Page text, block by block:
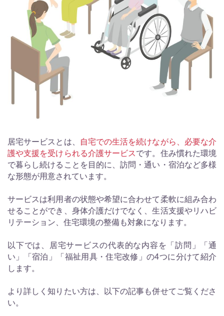
居宅サービスとは、
自宅での生活を続けながら、必要な介
護や支援を受けられる介護サービスです。住み慣れた環境
で暮らし続けることを目的に、訪問・通い・宿泊など多様
な形態が用意されています。
サービスは利用者の状態や希望に合わせて柔軟に組み合わ
せることができ、身体介護だけでなく、生活支援やリハビ
リテーション、住宅環境の整備も対象になります。
以下では、居宅サービスの代表的な内容を「訪問」「通
い」「宿泊」「福祉用具・住宅改修」の4つに分けて紹介
します。
より詳しく知りたい方は、以下の記事も併せてご覧くださ
い。